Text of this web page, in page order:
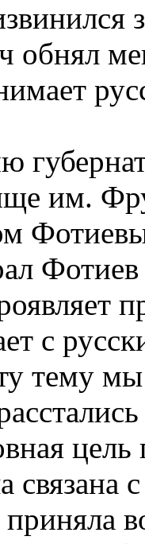
обнял
им.
с
тему
цель
связана